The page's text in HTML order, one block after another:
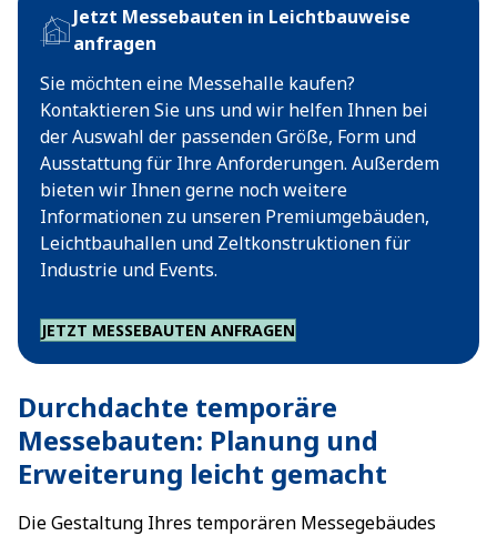
Jetzt Messebauten in Leichtbauweise
anfragen
Sie möchten eine Messehalle kaufen?
Kontaktieren Sie uns und wir helfen Ihnen bei
der Auswahl der passenden Größe, Form und
Ausstattung für Ihre Anforderungen. Außerdem
bieten wir Ihnen gerne noch weitere
Informationen zu unseren Premiumgebäuden,
Leichtbauhallen und Zeltkonstruktionen für
Industrie und Events.
JETZT MESSEBAUTEN ANFRAGEN
Durchdachte temporäre
Messebauten: Planung und
Erweiterung leicht gemacht
Die Gestaltung Ihres temporären Messegebäudes